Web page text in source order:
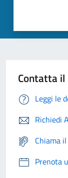
Contatta il
Leggi le
Richiedi
Chiama
Prenota